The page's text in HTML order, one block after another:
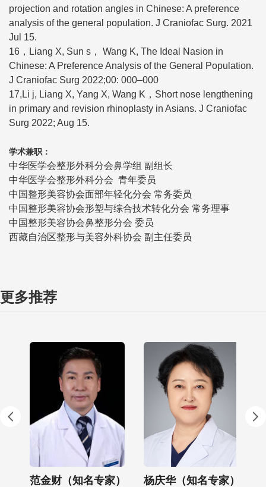
projection and rotation angles in Chinese: A preference
analysis of the general population. J Craniofac Surg. 2021
Jul 15.
16，Liang X, Sun s， Wang K, The Ideal Nasion in
Chinese: A Preference Analysis of the General Population.
J Craniofac Surg 2022;00: 000–000
17,Li j, Liang X, Yang X, Wang K，Short nose lengthening
in primary and revision rhinoplasty in Asians. J Craniofac
Surg 2022; Aug 15.
学术兼职：
中华医学会整形外科分会鼻学组 副组长
中华医学会整形外科分会 青年委员
中国整形美容协会面部年轻化分会 常务委员
中国整形美容协会形塑与综合技术转化分会 常务理事
中国整形美容协会鼻整形分会 委员
西藏自治区整形与美容外科协会 副主任委员
更多推荐
范金财（知名专家） 杨庆华（知名专家）